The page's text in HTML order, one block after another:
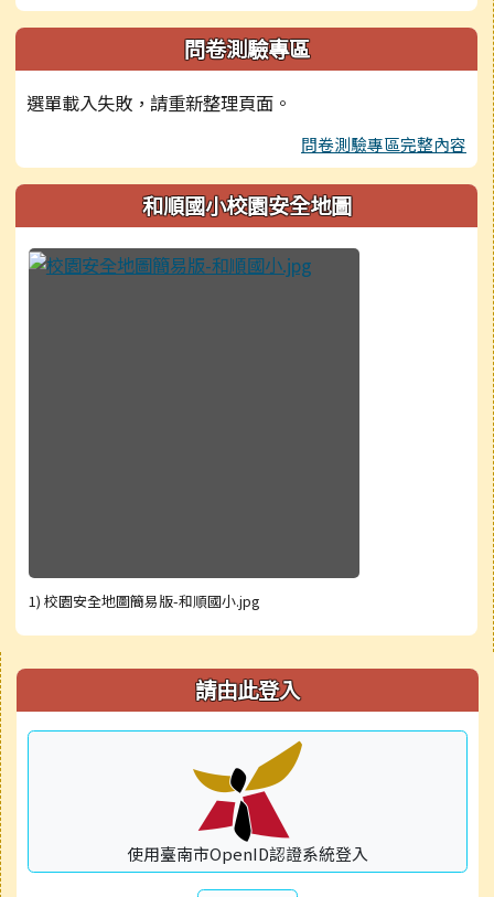
問卷測驗專區
選單載入失敗，請重新整理頁面。
問卷測驗專區完整內容
和順國小校園安全地圖
1) 校園安全地圖簡易版-和順國小.jpg
右邊區域內容 請由此登入
使用臺南市OpenID認證系統登入